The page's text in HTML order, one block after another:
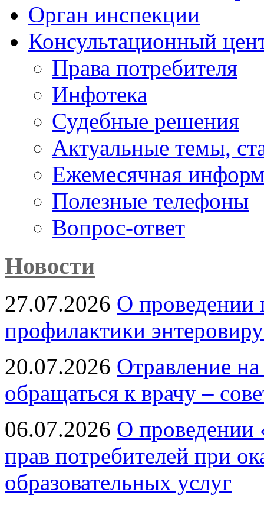
Орган инспекции
Консультационный
Права потребителя
Инфотека
Судебные решения
Актуальные темы,
Ежемесячная
Полезные телефоны
Вопрос-ответ
Новости
27.07.2026 О проведении
профилактики
20.07.2026 Отравление
обращаться к врачу –
06.07.2026 О проведении
прав потребителей при
образовательных услуг